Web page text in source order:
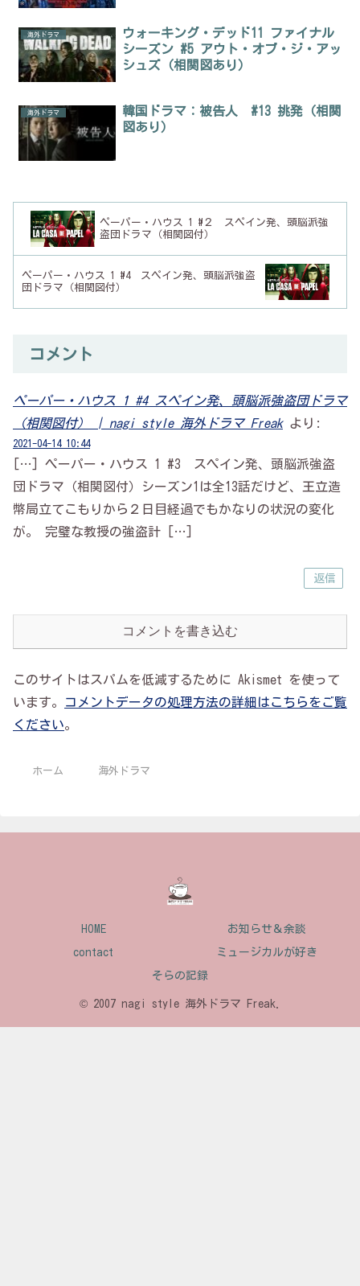
海外ドラマ
ウォーキング・デッド11 ファイナル
シーズン #5 アウト・オブ・ジ・アッ
シュズ（相関図あり）
海外ドラマ
韓国ドラマ：被告人 #13 挑発（相関
図あり）
ペーパー・ハウス 1 #２ スペイン発、頭脳派強
盗団ドラマ（相関図付）
ペーパー・ハウス 1 #4 スペイン発、頭脳派強盗
団ドラマ（相関図付）
コメント
ペーパー・ハウス 1 #4 スペイン発、頭脳派強盗団ドラマ
（相関図付） | nagi style 海外ドラマ Freak より:
2021-04-14 10:44
[…] ペーパー・ハウス 1 #3 スペイン発、頭脳派強盗
団ドラマ（相関図付）シーズン1は全13話だけど、王立造
幣局立てこもりから２日目経過でもかなりの状況の変化
が。 完璧な教授の強盗計 […]
返信
コメントを書き込む
このサイトはスパムを低減するために Akismet を使って
います。
コメントデータの処理方法の詳細はこちらをご覧
ください。
ホーム 海外ドラマ
HOME お知らせ＆余談
contact ミュージカルが好き
そらの記録
© 2007 nagi style 海外ドラマ Freak.